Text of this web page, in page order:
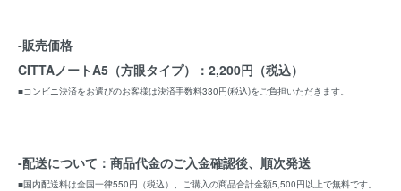
-販売価格
CITTAノートA5（方眼タイプ）：2,200円（税込）
■コンビニ決済をお選びのお客様は決済手数料330円(税込)をご負担いただきます。
-配送について：商品代金のご入金確認後、順次発送
■国内配送料は全国一律550円（税込）、ご購入の商品合計金額5,500円以上で無料です。